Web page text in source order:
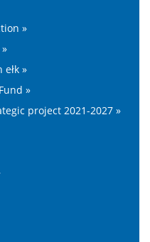
»
»
»
project 2021-2027 »